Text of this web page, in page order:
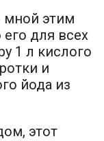
мной этим
для всех
1 л кислого
и
йода из
этот